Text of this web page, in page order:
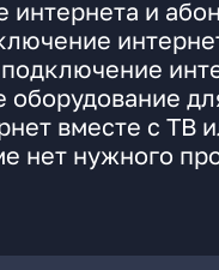
и
оборудование
вместе с ТВ
нет нужного